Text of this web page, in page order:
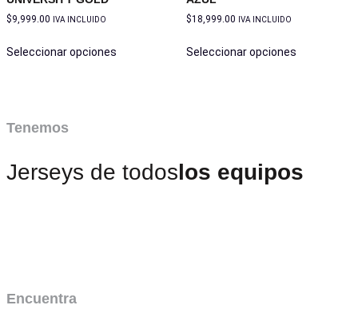
$9,999.00 IVA INCLUIDO
Seleccionar opciones
$18,999.00 IVA INCLUIDO
Seleccionar opciones
Tenemos
Jerseys de todoslos equipos
Encuentra